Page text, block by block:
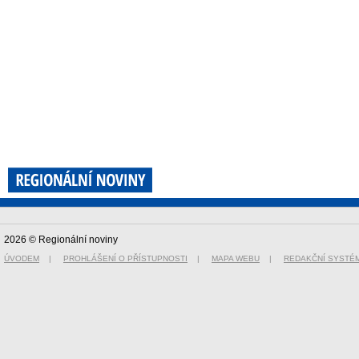
2026 © Regionální noviny
ÚVODEM | PROHLÁŠENÍ O PŘÍSTUPNOSTI | MAPA WEBU | REDAKČNÍ